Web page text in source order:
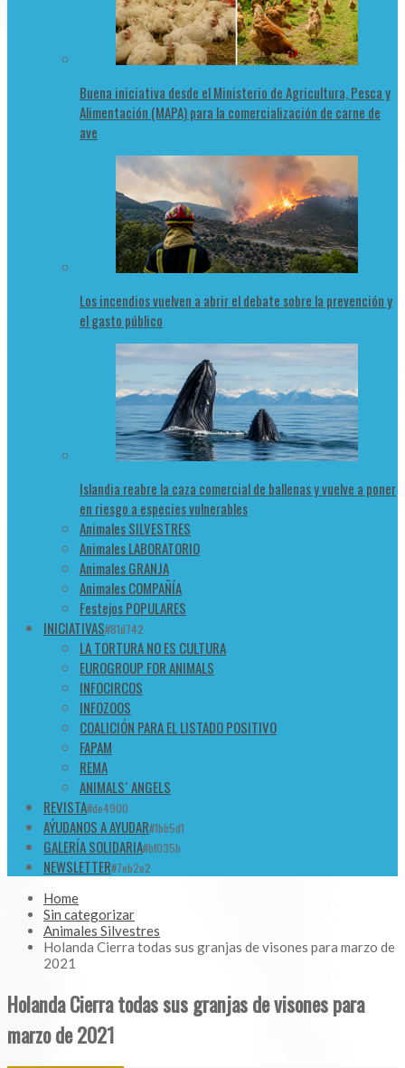
Buena iniciativa desde el Ministerio de Agricultura, Pesca y
Alimentación (MAPA) para la comercialización de carne de
ave
Los incendios vuelven a abrir el debate sobre la prevención y
el gasto público
Islandia reabre la caza comercial de ballenas y vuelve a poner
en riesgo a especies vulnerables
Animales SILVESTRES
Animales LABORATORIO
Animales GRANJA
Animales COMPAÑÍA
Festejos POPULARES
INICIATIVAS#81d742
LA TORTURA NO ES CULTURA
EUROGROUP FOR ANIMALS
INFOCIRCOS
INFOZOOS
COALICIÓN PARA EL LISTADO POSITIVO
FAPAM
REMA
ANIMALS´ ANGELS
REVISTA#de4900
AÝUDANOS A AYUDAR#1bb5d1
GALERÍA SOLIDARIA#bf035b
NEWSLETTER#7eb2e2
Home
Sin categorizar
Animales Silvestres
Holanda Cierra todas sus granjas de visones para marzo de
2021
Holanda Cierra todas sus granjas de visones para
marzo de 2021